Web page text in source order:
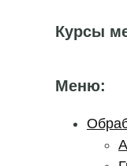
Курсы
Меню: